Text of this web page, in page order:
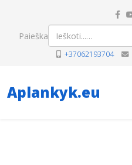
Paieška
+37062193704
Aplankyk.eu